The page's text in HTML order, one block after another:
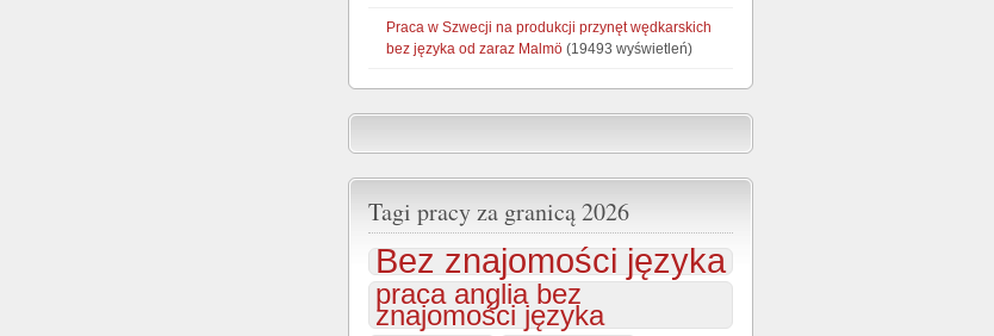
Praca w Szwecji na produkcji przynęt wędkarskich
bez języka od zaraz Malmö (19493 wyświetleń)
Tagi pracy za granicą 2026
Bez znajomości języka
praca anglia bez
znajomości języka